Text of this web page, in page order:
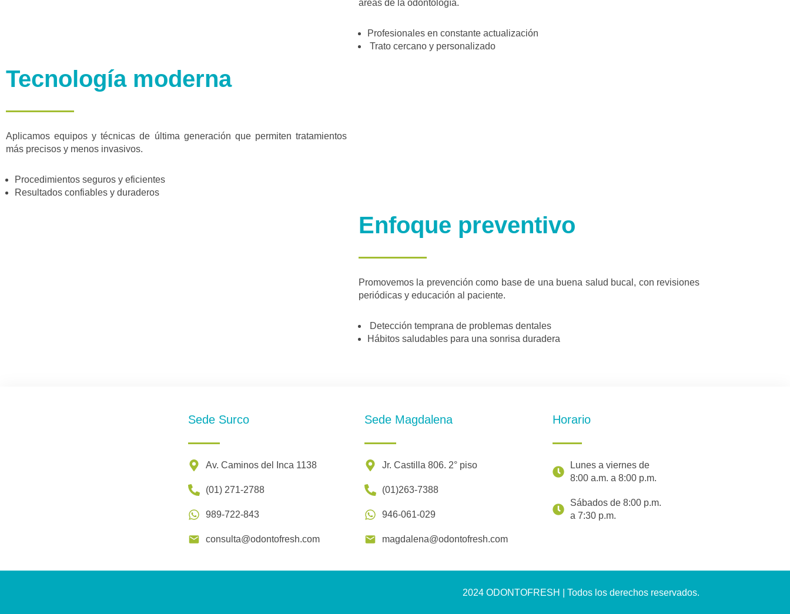
áreas de la odontología.
Profesionales en constante actualización
Trato cercano y personalizado
Tecnología moderna
Aplicamos equipos y técnicas de última generación que permiten tratamientos
más precisos y menos invasivos.
Procedimientos seguros y eficientes
Resultados confiables y duraderos
Enfoque preventivo
Promovemos la prevención como base de una buena salud bucal, con revisiones
periódicas y educación al paciente.
Detección temprana de problemas dentales
Hábitos saludables para una sonrisa duradera
Sede Surco
Av. Caminos del Inca 1138
(01) 271-2788
989-722-843
consulta@odontofresh.com
Sede Magdalena
Jr. Castilla 806. 2° piso
(01)263-7388
946-061-029
magdalena@odontofresh.com
Horario
Lunes a viernes de
8:00 a.m. a 8:00 p.m.
Sábados de 8:00 p.m.
a 7:30 p.m.
2024 ODONTOFRESH | Todos los derechos reservados.